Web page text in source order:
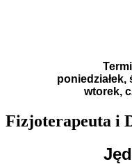
poniedziałek,
wtorek,
Fizjoterapeuta i